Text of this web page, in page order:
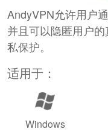
AndyVPN允许用户
并且可以隐匿用户
私保护。
适用于：
Windows